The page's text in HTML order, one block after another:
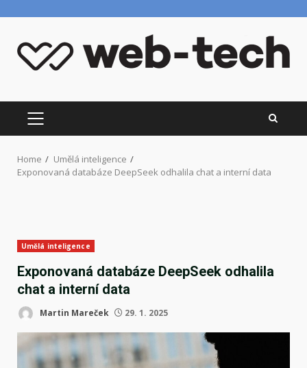
content
PRIMARY
MENU
Home
Umělá inteligence
Exponovaná databáze DeepSeek odhalila chat a interní data
Umělá inteligence
Exponovaná databáze DeepSeek odhalila
chat a interní data
Martin Mareček 29. 1. 2025